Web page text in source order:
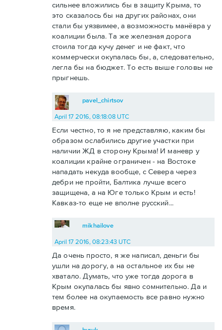
сильнее вложились бы в защиту Крыма, то
это сказалось бы на других районах, они
стали бы уязвимее, а возможность манёвра у
коалиции была. Та же железная дорога
стоила тогда кучу денег и не факт, что
коммерчески окупалась бы, а, следовательно,
легла бы на бюджет. То есть выше головы не
прыгнешь.
pavel_chirtsov
April 17 2016, 08:18:08 UTC
Если честно, то я не представляю, каким бы
образом ослабились другие участки при
наличии ЖД в сторону Крыма! И маневр у
коалиции крайне ограничен - на Востоке
нападать некуда вообще, с Севера через
дебри не пройти, Балтика лучше всего
защищена, а на Юге только Крым и есть!
Кавказ-то еще не вполне русский...
mikhailove
April 17 2016, 08:23:43 UTC
Да очень просто, я же написал, деньги бы
ушли на дорогу, а на остальное их бы не
хватало. Думать, что уже тогда дорога в
Крым окупалась бы явно сомнительно. Да и
тем более на окупаемость все равно нужно
время.